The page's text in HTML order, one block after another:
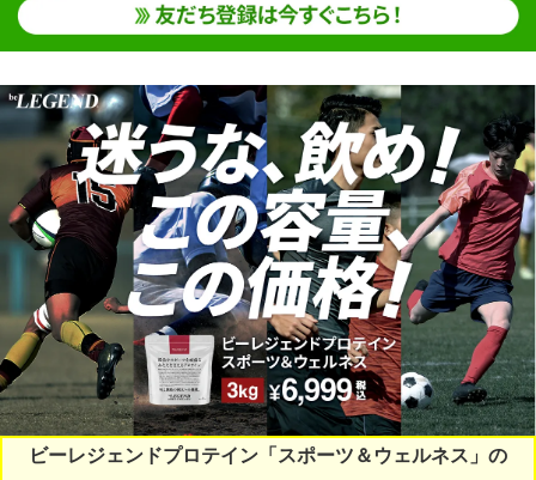
ビーレジェンドプロテイン「スポーツ＆ウェルネス」の